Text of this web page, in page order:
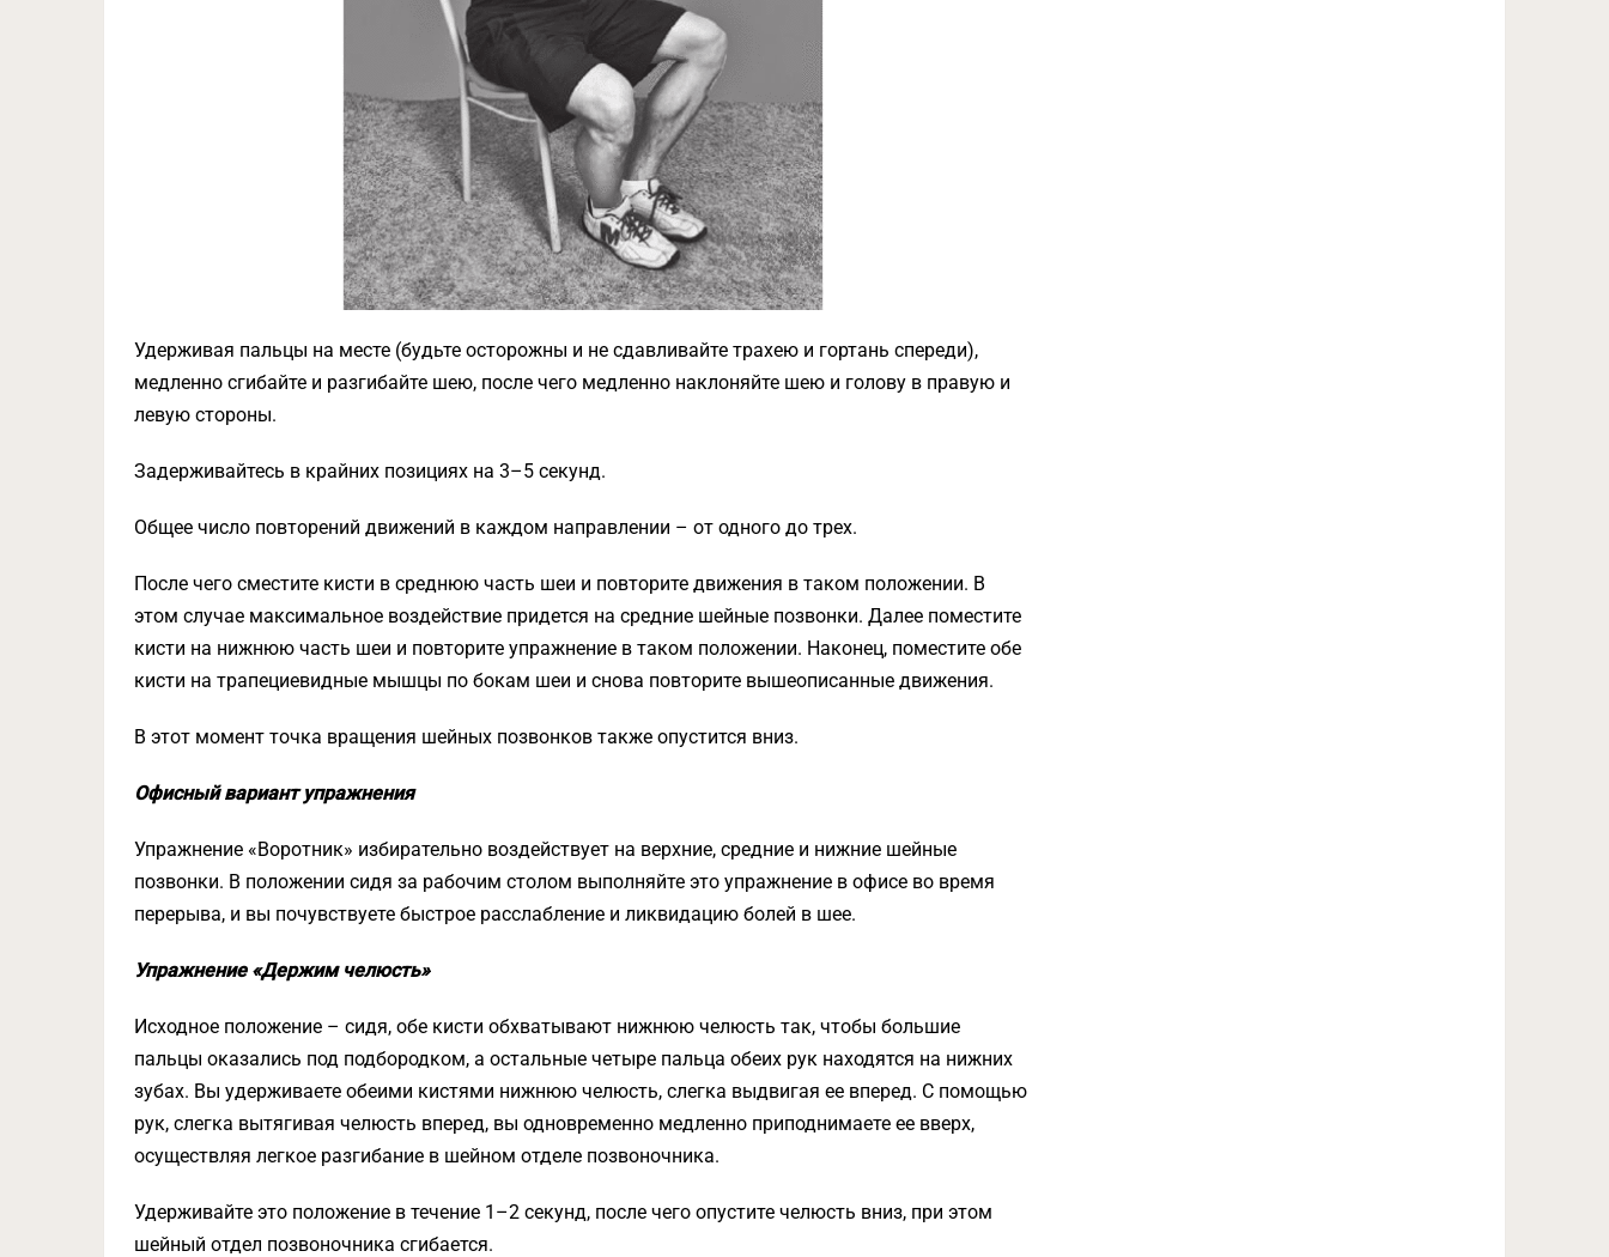
Удерживая пальцы на месте (будьте осторожны и не сдавливайте трахею и гортань спереди),
медленно сгибайте и разгибайте шею, после чего медленно наклоняйте шею и голову в правую и
левую стороны.
Задерживайтесь в крайних позициях на 3–5 секунд.
Общее число повторений движений в каждом направлении – от одного до трех.
После чего сместите кисти в среднюю часть шеи и повторите движения в таком положении. В
этом случае максимальное воздействие придется на средние шейные позвонки. Далее поместите
кисти на нижнюю часть шеи и повторите упражнение в таком положении. Наконец, поместите обе
кисти на трапециевидные мышцы по бокам шеи и снова повторите вышеописанные движения.
В этот момент точка вращения шейных позвонков также опустится вниз.
Офисный вариант упражнения
Упражнение «Воротник» избирательно воздействует на верхние, средние и нижние шейные
позвонки. В положении сидя за рабочим столом выполняйте это упражнение в офисе во время
перерыва, и вы почувствуете быстрое расслабление и ликвидацию болей в шее.
Упражнение «Держим челюсть»
Исходное положение – сидя, обе кисти обхватывают нижнюю челюсть так, чтобы большие
пальцы оказались под подбородком, а остальные четыре пальца обеих рук находятся на нижних
зубах. Вы удерживаете обеими кистями нижнюю челюсть, слегка выдвигая ее вперед. С помощью
рук, слегка вытягивая челюсть вперед, вы одновременно медленно приподнимаете ее вверх,
осуществляя легкое разгибание в шейном отделе позвоночника.
Удерживайте это положение в течение 1–2 секунд, после чего опустите челюсть вниз, при этом
шейный отдел позвоночника сгибается.